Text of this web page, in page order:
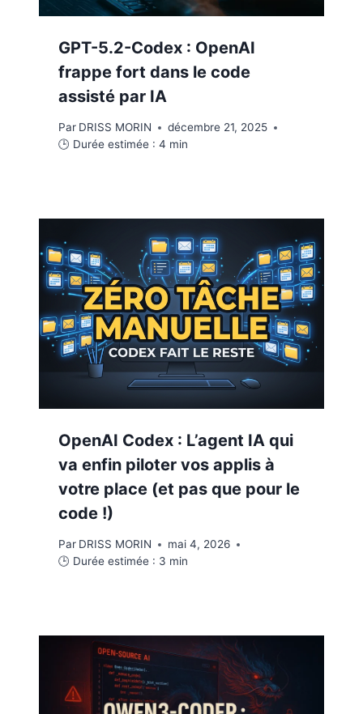
GPT-5.2-Codex : OpenAI
frappe fort dans le code
assisté par IA
Par DRISS MORIN
décembre 21, 2025
🕒 Durée estimée : 4 min
OpenAI Codex : L’agent IA qui
va enfin piloter vos applis à
votre place (et pas que pour le
code !)
Par DRISS MORIN
mai 4, 2026
🕒 Durée estimée : 3 min